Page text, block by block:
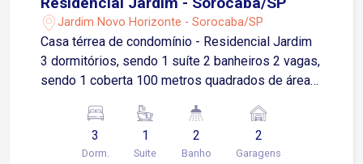
Jardim Novo Horizonte - Sorocaba/SP
Casa térrea de condomínio - Residencial Jardim
3 dormitórios, sendo 1 suíte 2 banheiros 2 vagas,
sendo 1 coberta 100 metros quadrados de área
3
Dorm.
1
Suite
2
Banho
2
Garagens